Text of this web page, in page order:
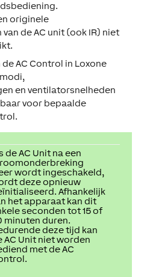
originele
de AC unit (ook IR) niet
AC Control in Loxone
en ventilatorsnelheden
voor bepaalde
de AC Unit na een
wordt ingeschakeld,
deze opnieuw
Afhankelijk
het apparaat kan dit
seconden tot 15 of
minuten duren.
deze tijd kan
AC Unit niet worden
met de AC